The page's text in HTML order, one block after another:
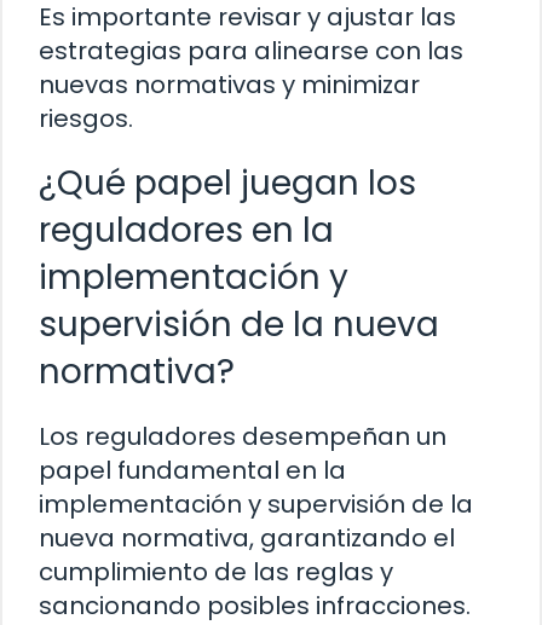
Es importante revisar y ajustar las
estrategias para alinearse con las
nuevas normativas y minimizar
riesgos.
¿Qué papel juegan los
reguladores en la
implementación y
supervisión de la nueva
normativa?
Los reguladores desempeñan un
papel fundamental en la
implementación y supervisión de la
nueva normativa, garantizando el
cumplimiento de las reglas y
sancionando posibles infracciones.